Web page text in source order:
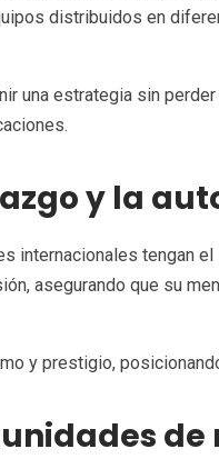
distribuidos en
una estrategia sin
y la
internacionales tengan
asegurando que su
y prestigio,